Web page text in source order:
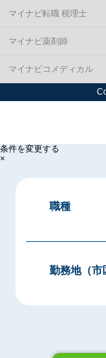
マイナビ転職 税理士
マイナビ薬剤師
マイナビコメディカル
条件を変更する
×
職種
勤務地（市